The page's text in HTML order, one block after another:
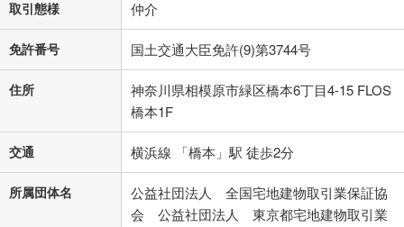
取引態様 仲介
免許番号 国土交通大臣免許(9)第3744号
住所
神奈川県相模原市緑区橋本6丁目4-15 FLOS
橋本1F
交通 横浜線 「橋本」駅 徒歩2分
所属団体名
公益社団法人 全国宅地建物取引業保証協
会 公益社団法人 東京都宅地建物取引業